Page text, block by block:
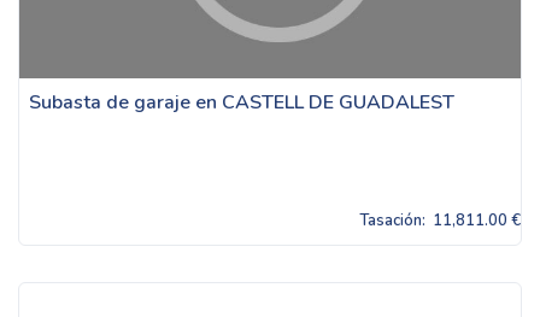
Subasta de garaje en CASTELL DE GUADALEST
Tasación: 11,811.00 €